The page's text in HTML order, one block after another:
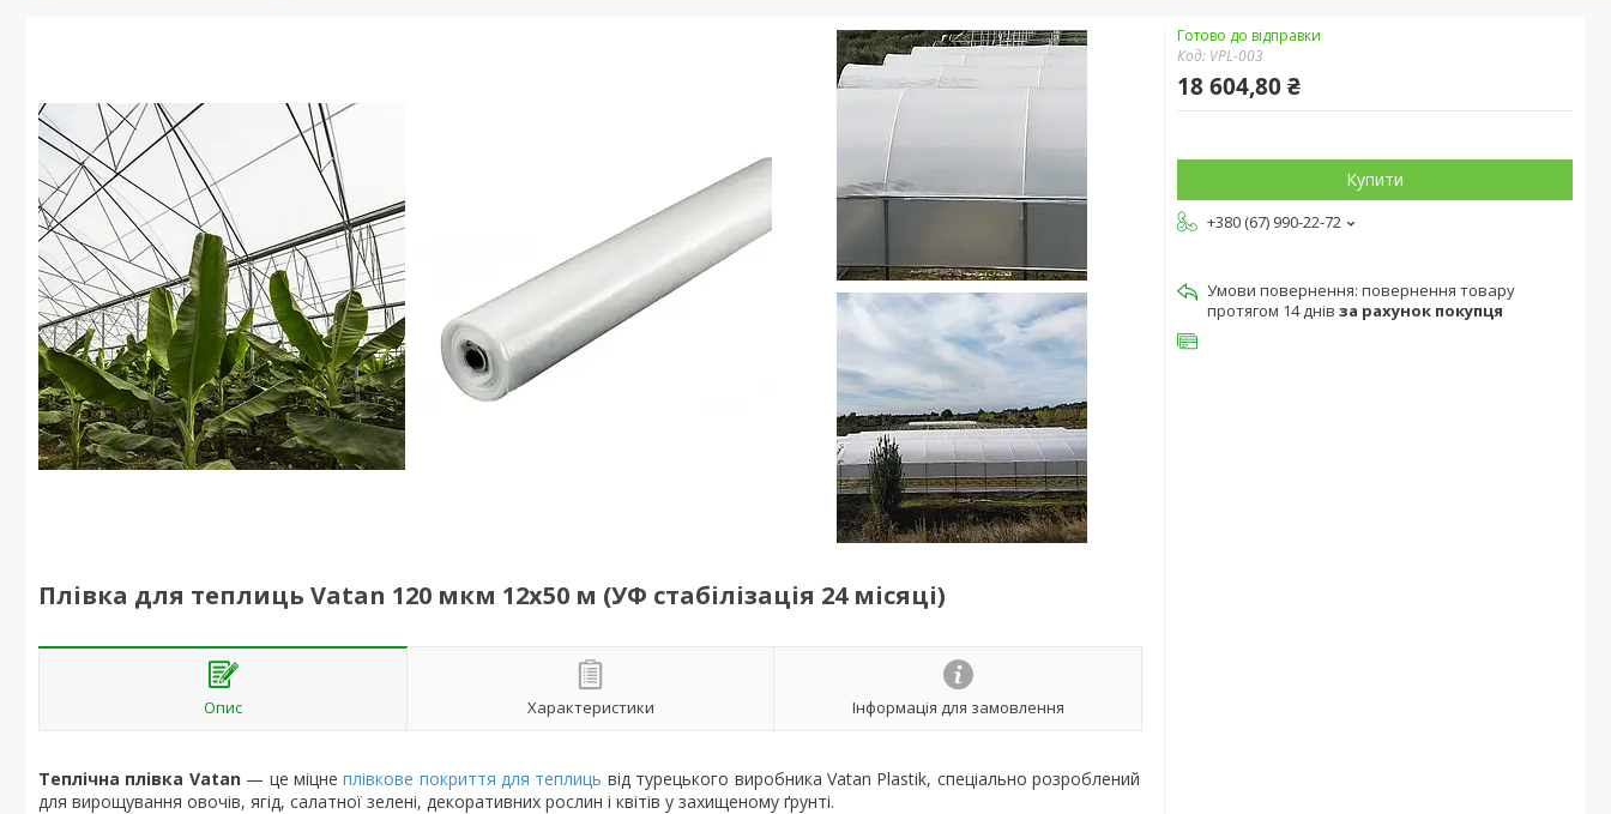
Плівка для теплиць Vatan 120 мкм 12х50 м (УФ стабілізація 24 місяці)
Опис Характеристики Інформація для замовлення
Теплічна плівка Vatan — це міцнеплівкове покриття для теплиць від турецького виробника Vatan Plastik, спеціально розроблений
для вирощування овочів, ягід, салатної зелені, декоративних рослин і квітів у захищеному ґрунті.
Готово до відправки
Код: VPL-003
18 604,80 ₴
Купити
+380 (67) 990-22-72
повернення товару
протягом 14 днів за рахунок покупця